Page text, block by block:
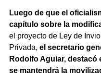
Luego de que el
capítulo sobre la
el proyecto de Ley de
Privada, el secretario
Rodolfo Aguiar,
se mantendrá la